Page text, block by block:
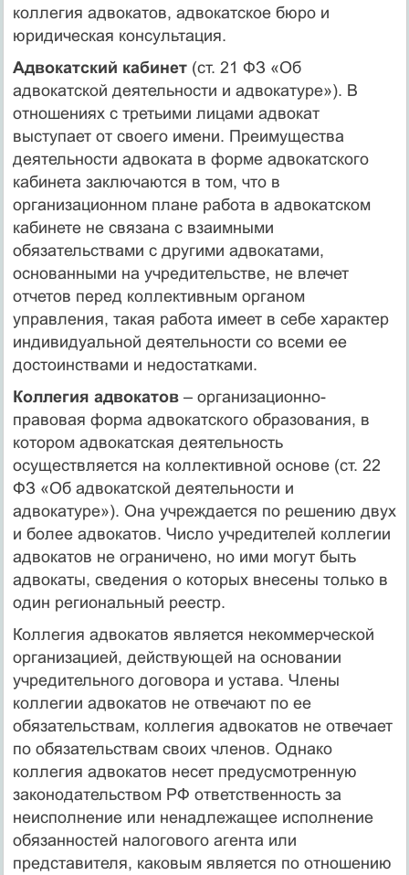
коллегия адвокатов, адвокатское бюро и
юридическая консультация.
Адвокатский кабинет(ст. 21 ФЗ «Об
адвокатской деятельности и адвокатуре»). В
отношениях с третьими лицами адвокат
выступает от своего имени. Преимущества
деятельности адвоката в форме адвокатского
кабинета заключаются в том, что в
организационном плане работа в адвокатском
кабинете не связана с взаимными
обязательствами с другими адвокатами,
основанными на учредительстве, не влечет
отчетов перед коллективным органом
управления, такая работа имеет в себе характер
индивидуальной деятельности со всеми ее
достоинствами и недостатками.
Коллегия адвокатов– организационно-
правовая форма адвокатского образования, в
котором адвокатская деятельность
осуществляется на коллективной основе (ст. 22
ФЗ «Об адвокатской деятельности и
адвокатуре»). Она учреждается по решению двух
и более адвокатов. Число учредителей коллегии
адвокатов не ограничено, но ими могут быть
адвокаты, сведения о которых внесены только в
один региональный реестр.
Коллегия адвокатов является некоммерческой
организацией, действующей на основании
учредительного договора и устава. Члены
коллегии адвокатов не отвечают по ее
обязательствам, коллегия адвокатов не отвечает
по обязательствам своих членов. Однако
коллегия адвокатов несет предусмотренную
законодательством РФ ответственность за
неисполнение или ненадлежащее исполнение
обязанностей налогового агента или
представителя, каковым является по отношению